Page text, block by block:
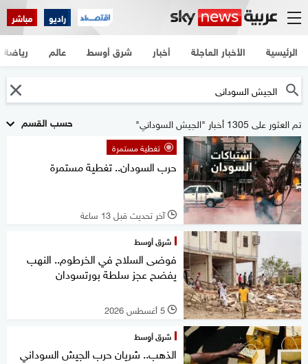
راديو مباشر
الرئيسية الأخبار العاجلة أخبار شرق أوسط عالم رياضة
حسب القسم تم العثور على 1305 أخبار "الجيش السوداني"
تغطية مستمرة
حرب السودان.. تغطية مستمرة
l آخر تحديث قبل 13 ساعة
شرق أوسط
فوضى السلاح في الخرطوم.. النهب
يفضح عجز سلطة بورتسودان
l 5 أغسطس 2026
شرق أوسط
الذهب.. شريان حرب الجيش السوداني